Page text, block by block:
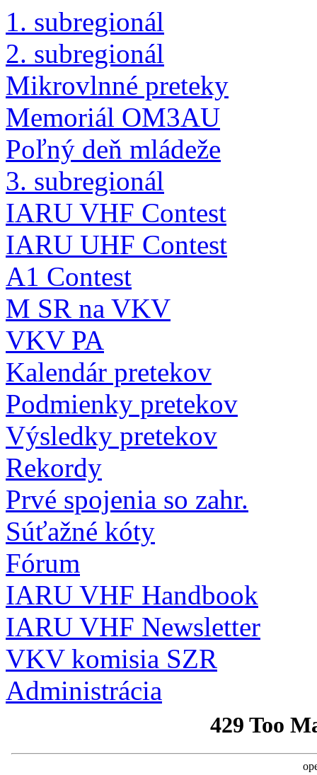
1. subregionál
2. subregionál
Mikrovlnné preteky
Memoriál OM3AU
Poľný deň mládeže
3. subregionál
IARU VHF Contest
IARU UHF Contest
A1 Contest
M SR na VKV
VKV PA
Kalendár pretekov
Podmienky pretekov
Výsledky pretekov
Rekordy
Prvé spojenia so zahr.
Súťažné kóty
Fórum
IARU VHF Handbook
IARU VHF Newsletter
VKV komisia SZR
Administrácia